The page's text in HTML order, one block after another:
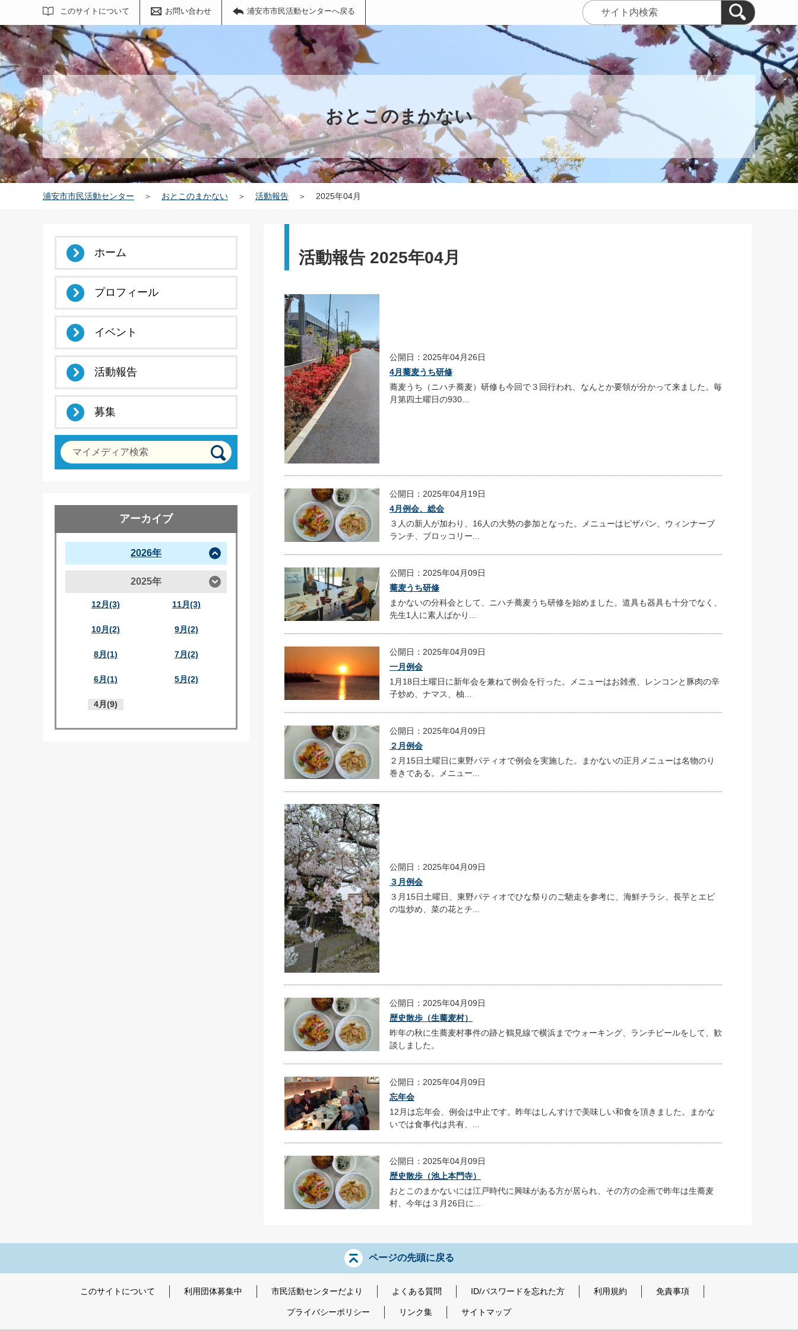
このサイトについて お問い合わせ 浦安市市民活動センターへ戻る
サイト内検索
おとこのまかない
浦安市市民活動センター ＞ おとこのまかない ＞ 活動報告 ＞ 2025年04月
活動報告 2025年04月
公開日：2025年04月26日
4月蕎麦うち研修
蕎麦うち（ニハチ蕎麦）研修も今回で３回行われ、なんとか要領が分かって来ました。毎
月第四土曜日の930...
公開日：2025年04月19日
4月例会、総会
３人の新人が加わり、16人の大勢の参加となった。メニューはピザパン、ウィンナーブ
ランチ、ブロッコリー...
公開日：2025年04月09日
蕎麦うち研修
まかないの分科会として、ニハチ蕎麦うち研修を始めました。道具も器具も十分でなく、
先生1人に素人ばかり...
公開日：2025年04月09日
一月例会
1月18日土曜日に新年会を兼ねて例会を行った。メニューはお雑煮、レンコンと豚肉の辛
子炒め、ナマス、柚...
公開日：2025年04月09日
２月例会
２月15日土曜日に東野パティオで例会を実施した。まかないの正月メニューは名物のり
巻きである。メニュー...
公開日：2025年04月09日
３月例会
３月15日土曜日、東野パティオでひな祭りのご馳走を参考に、海鮮チラシ、長芋とエビ
の塩炒め、菜の花とチ...
公開日：2025年04月09日
歴史散歩（生蕎麦村）
昨年の秋に生蕎麦村事件の跡と鶴見線で横浜までウォーキング、ランチビールをして、歓
談しました。
公開日：2025年04月09日
忘年会
12月は忘年会、例会は中止です。昨年はしんすけで美味しい和食を頂きました。まかな
いでは食事代は共有、...
公開日：2025年04月09日
歴史散歩（池上本門寺）
おとこのまかないには江戸時代に興味がある方が居られ、その方の企画で昨年は生蕎麦
村、今年は３月26日に...
ホーム
プロフィール
イベント
活動報告
募集
マイメディア検索
アーカイブ
2026年
2025年
12月(3) 11月(3)
10月(2) 9月(2)
8月(1) 7月(2)
6月(1) 5月(2)
4月(9)
ページの先頭に戻る
このサイトについて 利用団体募集中 市民活動センターだより よくある質問 ID/パスワードを忘れた方 利用規約 免責事項
プライバシーポリシー リンク集 サイトマップ